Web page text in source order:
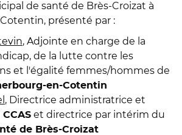
de santé de Brès-Croizat à
présenté par :
, Adjointe en charge de la
de la lutte contre les
et l'égalité femmes/hommes de
en-Cotentin
, Directrice administratrice et
CCAS et directrice par intérim du
de Brès-Croizat